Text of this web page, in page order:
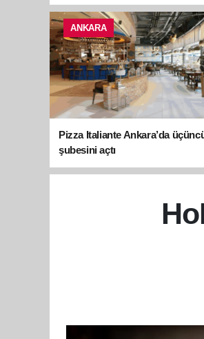
ANKARA
Pizza Italiante Ankara’da
şubesini açtı